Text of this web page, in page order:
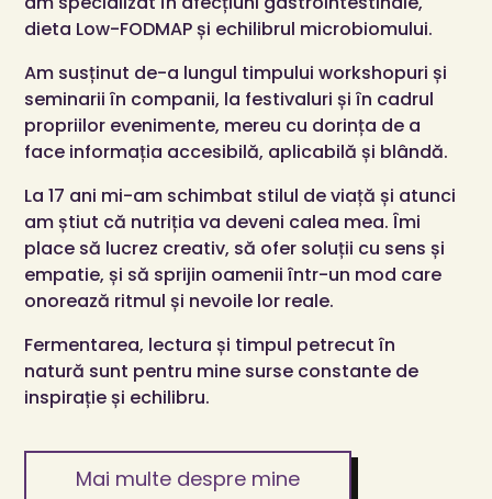
dieta Low-FODMAP și echilibrul microbiomului.
Am susținut de-a lungul timpului workshopuri și
seminarii în companii, la festivaluri și în cadrul
propriilor evenimente, mereu cu dorința de a
face informația accesibilă, aplicabilă și blândă.
La 17 ani mi-am schimbat stilul de viață și atunci
am știut că nutriția va deveni calea mea. Îmi
place să lucrez creativ, să ofer soluții cu sens și
empatie, și să sprijin oamenii într-un mod care
onorează ritmul și nevoile lor reale.
Fermentarea, lectura și timpul petrecut în
natură sunt pentru mine surse constante de
inspirație și echilibru.
Mai multe despre mine